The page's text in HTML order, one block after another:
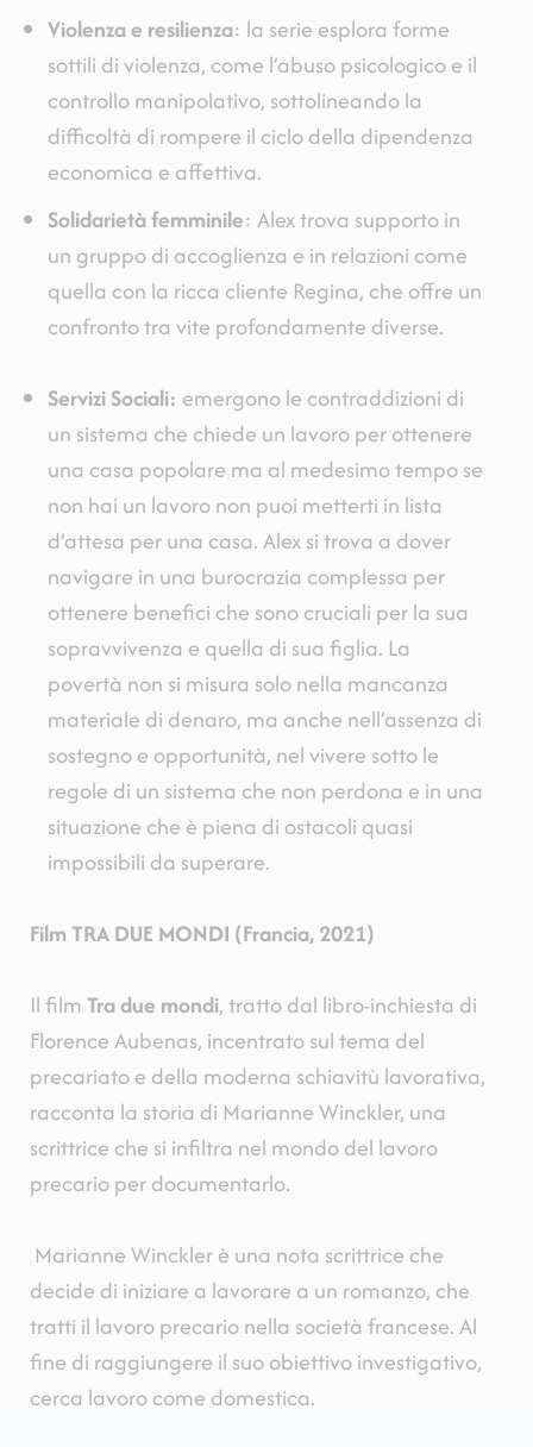
Violenza e resilienza: la serie esplora forme
sottili di violenza, come l’abuso psicologico e il
controllo manipolativo, sottolineando la
difficoltà di rompere il ciclo della dipendenza
economica e affettiva.
Solidarietà femminile: Alex trova supporto in
un gruppo di accoglienza e in relazioni come
quella con la ricca cliente Regina, che offre un
confronto tra vite profondamente diverse.
Servizi Sociali: emergono le contraddizioni di
un sistema che chiede un lavoro per ottenere
una casa popolare ma al medesimo tempo se
non hai un lavoro non puoi metterti in lista
d’attesa per una casa. Alex si trova a dover
navigare in una burocrazia complessa per
ottenere benefici che sono cruciali per la sua
sopravvivenza e quella di sua figlia. La
povertà non si misura solo nella mancanza
materiale di denaro, ma anche nell’assenza di
sostegno e opportunità, nel vivere sotto le
regole di un sistema che non perdona e in una
situazione che è piena di ostacoli quasi
impossibili da superare.
Film TRA DUE MONDI (Francia, 2021)
Il filmTra due mondi, tratto dal libro-inchiesta di
Florence Aubenas, incentrato sul tema del
precariato e della moderna schiavitù lavorativa,
racconta la storia di Marianne Winckler, una
scrittrice che si infiltra nel mondo del lavoro
precario per documentarlo.
Marianne Winckler è una nota scrittrice che
decide di iniziare a lavorare a un romanzo, che
tratti il lavoro precario nella società francese. Al
fine di raggiungere il suo obiettivo investigativo,
cerca lavoro come domestica.